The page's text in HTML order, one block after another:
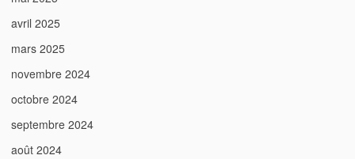
avril 2025
mars 2025
novembre 2024
octobre 2024
septembre 2024
août 2024